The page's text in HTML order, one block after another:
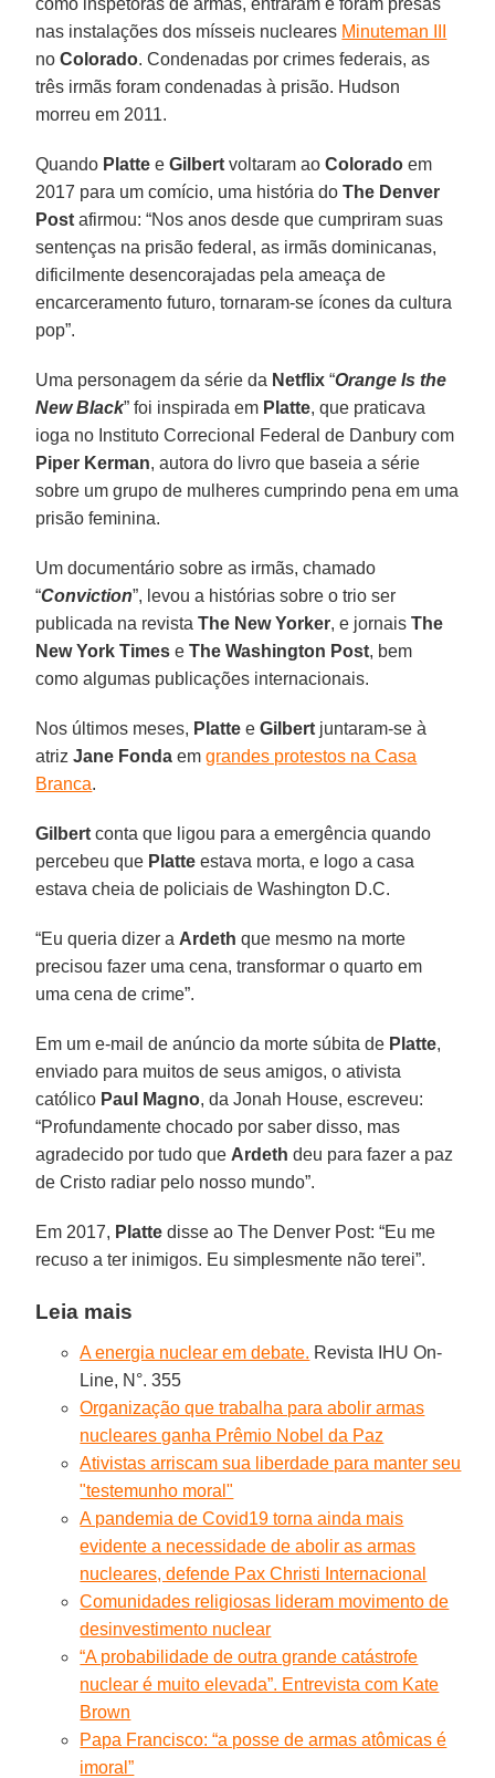
nas instalações dos mísseis nucleares Minuteman III
noColorado. Condenadas por crimes federais, as
três irmãs foram condenadas à prisão. Hudson
morreu em 2011.
Quando Platte eGilbert voltaram aoColorado em
2017 para um comício, uma história doThe Denver
Post afirmou: “Nos anos desde que cumpriram suas
sentenças na prisão federal, as irmãs dominicanas,
dificilmente desencorajadas pela ameaça de
encarceramento futuro, tornaram-se ícones da cultura
pop”.
Uma personagem da série da Netflix “Orange Is the
New Black” foi inspirada em Platte, que praticava
ioga no Instituto Correcional Federal de Danbury com
Piper Kerman, autora do livro que baseia a série
sobre um grupo de mulheres cumprindo pena em uma
prisão feminina.
Um documentário sobre as irmãs, chamado
“Conviction”, levou a histórias sobre o trio ser
publicada na revistaThe New Yorker, e jornaisThe
New York Times eThe Washington Post, bem
como algumas publicações internacionais.
Nos últimos meses, Platte eGilbert juntaram-se à
atrizJane Fonda emgrandes protestos na Casa
Branca.
Gilbert conta que ligou para a emergência quando
percebeu que Platte estava morta, e logo a casa
estava cheia de policiais de Washington D.C.
“Eu queria dizer a Ardeth que mesmo na morte
precisou fazer uma cena, transformar o quarto em
uma cena de crime”.
Em um e-mail de anúncio da morte súbita de Platte,
enviado para muitos de seus amigos, o ativista
católico Paul Magno, da Jonah House, escreveu:
“Profundamente chocado por saber disso, mas
agradecido por tudo que Ardeth deu para fazer a paz
de Cristo radiar pelo nosso mundo”.
Em 2017, Platte disse ao The Denver Post: “Eu me
recuso a ter inimigos. Eu simplesmente não terei”.
Leia mais
A energia nuclear em debate. Revista IHU On-
Line, N°. 355
Organização que trabalha para abolir armas
nucleares ganha Prêmio Nobel da Paz
Ativistas arriscam sua liberdade para manter seu
"testemunho moral"
A pandemia de Covid19 torna ainda mais
evidente a necessidade de abolir as armas
nucleares, defende Pax Christi Internacional
Comunidades religiosas lideram movimento de
desinvestimento nuclear
“A probabilidade de outra grande catástrofe
nuclear é muito elevada”. Entrevista com Kate
Brown
Papa Francisco: “a posse de armas atômicas é
imoral”